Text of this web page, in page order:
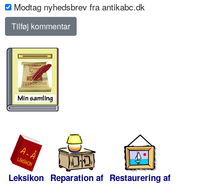
Modtag nyhedsbrev fra antikabc.dk
Leksikon Reparation af Restaurering af